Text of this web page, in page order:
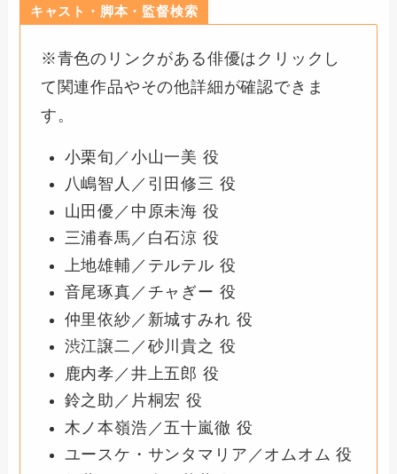
キャスト・脚本・監督検索
※青色のリンクがある俳優はクリックし
て関連作品やその他詳細が確認できま
す。
小栗旬／小山一美 役
八嶋智人／引田修三 役
山田優／中原未海 役
三浦春馬／白石涼 役
上地雄輔／テルテル 役
音尾琢真／チャぎー 役
仲里依紗／新城すみれ 役
渋江譲二／砂川貴之 役
鹿内孝／井上五郎 役
鈴之助／片桐宏 役
木ノ本嶺浩／五十嵐徹 役
ユースケ・サンタマリア／オムオム 役